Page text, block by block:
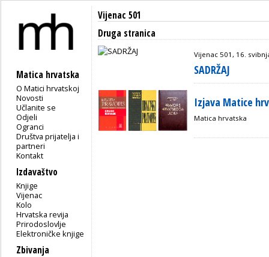
Matica hrvatska
O Matici hrvatskoj
Novosti
Učlanite se
Odjeli
Ogranci
Društva prijatelja i
partneri
Kontakt
Izdavaštvo
Knjige
Vijenac
Kolo
Hrvatska revija
Prirodoslovlje
Elektroničke knjige
Zbivanja
Vijenac 501
Druga stranica
Vijenac 501, 16.
SADRŽAJ
Izjava Matice
Matica hrvatska